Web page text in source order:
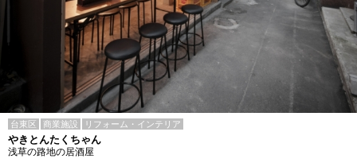
台東区 商業施設 リフォーム・インテリア
やきとんたくちゃん
浅草の路地の居酒屋